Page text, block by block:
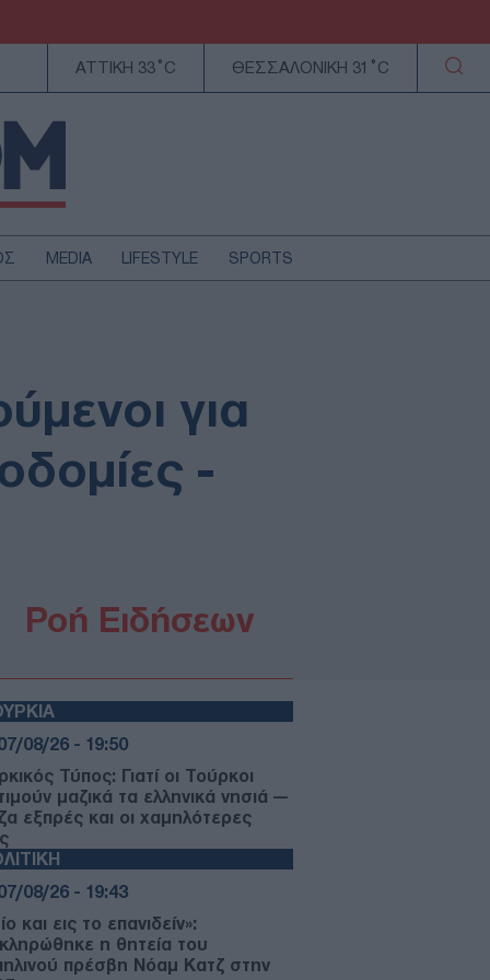
ΑΤΤΙΚΗ 33°C ΘΕΣΣΑΛΟΝΙΚΗ 31°C
MEDIA LIFESTYLE SPORTS
ΤΕΧΝΟΛΟΓΙΑ
για
-
Ροή Ειδήσεων
08/26 - 19:50
Τύπος: Γιατί οι Τούρκοι
μαζικά τα ελληνικά νησιά —
εξπρές και οι χαμηλότερες
08/26 - 19:43
και εις το επανιδείν»:
η θητεία του
πρέσβη Νόαμ Κατζ στην